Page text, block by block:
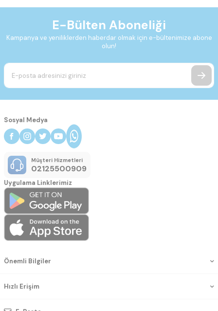
E-Bülten Aboneliği
Kampanya ve yeniliklerden haberdar olmak için e-bültenimize abone
olun!
Önemli Bilgiler
Hızlı Erişim
Sosyal Medya
Müşteri Hizmetleri
02125500909
Uygulama Linklerimiz